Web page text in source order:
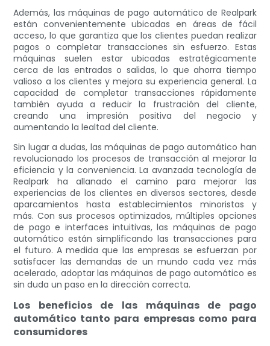
Además, las máquinas de pago automático de Realpark
están convenientemente ubicadas en áreas de fácil
acceso, lo que garantiza que los clientes puedan realizar
pagos o completar transacciones sin esfuerzo. Estas
máquinas suelen estar ubicadas estratégicamente
cerca de las entradas o salidas, lo que ahorra tiempo
valioso a los clientes y mejora su experiencia general. La
capacidad de completar transacciones rápidamente
también ayuda a reducir la frustración del cliente,
creando una impresión positiva del negocio y
aumentando la lealtad del cliente.
Sin lugar a dudas, las máquinas de pago automático han
revolucionado los procesos de transacción al mejorar la
eficiencia y la conveniencia. La avanzada tecnología de
Realpark ha allanado el camino para mejorar las
experiencias de los clientes en diversos sectores, desde
aparcamientos hasta establecimientos minoristas y
más. Con sus procesos optimizados, múltiples opciones
de pago e interfaces intuitivas, las máquinas de pago
automático están simplificando las transacciones para
el futuro. A medida que las empresas se esfuerzan por
satisfacer las demandas de un mundo cada vez más
acelerado, adoptar las máquinas de pago automático es
sin duda un paso en la dirección correcta.
Los beneficios de las máquinas de pago
automático tanto para empresas como para
consumidores